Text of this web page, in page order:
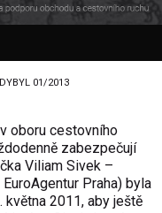
01/2013
oboru cestovního
zabezpečují
Viliam Sivek –
Praha) byla
května 2011, aby ještě